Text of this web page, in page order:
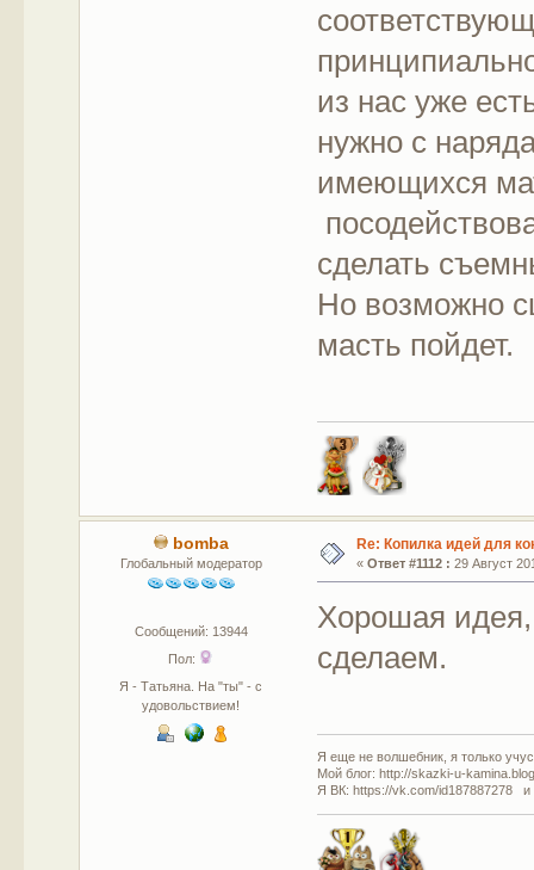
из нас уже
нужно с
имеющихся
сделать
Но возможно
масть пойдет.
bomba
Глобальный модератор
Сообщений: 13944
Пол:
Я - Татьяна. На "ты" - с
удовольствием!
Re: Копилка идей для
« Ответ #1112 : 29 Август
Хорошая
сделаем.
Я еще не волшебник, я только
Мой блог: http://skazki-u-
Я ВК: https://vk.com/id187887278 и